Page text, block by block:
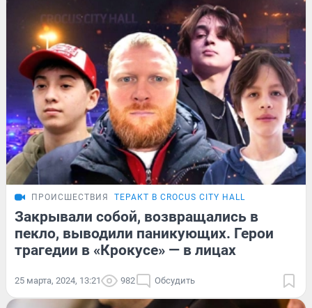
ПРОИСШЕСТВИЯ ТЕРАКТ В CROCUS CITY HALL
Закрывали собой, возвращались в
пекло, выводили паникующих. Герои
трагедии в «Крокусе» — в лицах
25 марта, 2024, 13:21 982 Обсудить